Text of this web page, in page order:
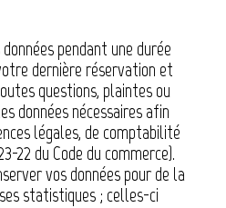
pendant une durée
dernière réservation et
questions, plaintes ou
données nécessaires afin
légales, de comptabilité
22 du Code du commerce).
vos données pour de la
statistiques ; celles-ci